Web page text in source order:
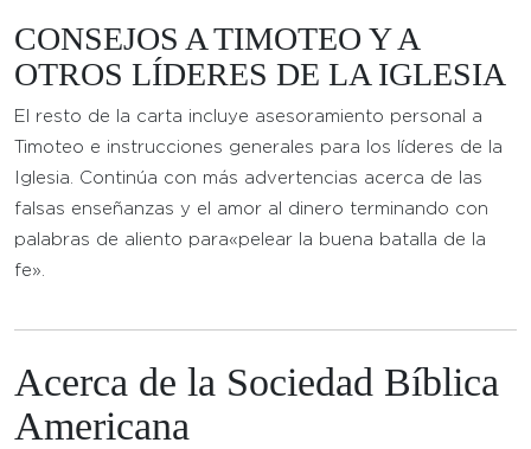
CONSEJOS A TIMOTEO Y A
OTROS LÍDERES DE LA IGLESIA
El resto de la carta incluye asesoramiento personal a
Timoteo e instrucciones generales para los líderes de la
Iglesia. Continúa con más advertencias acerca de las
falsas enseñanzas y el amor al dinero terminando con
palabras de aliento para«pelear la buena batalla de la
fe».
Acerca de la Sociedad Bíblica
Americana